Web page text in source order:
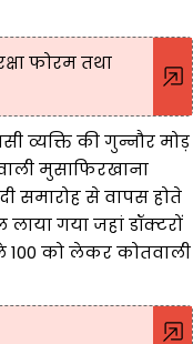
फोरम तथा
व्यक्ति की गुन्नौर मोड़
मुसाफिरखाना
समारोह से वापस होते
गया जहां डॉक्टरों
को लेकर कोतवाली